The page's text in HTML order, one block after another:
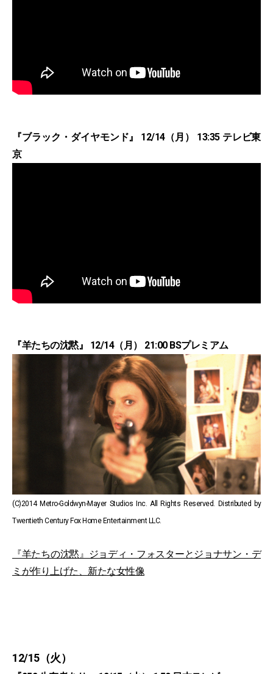
『ブラック・ダイヤモンド』 12/14（月） 13:35 テレビ東
京
『羊たちの沈黙』 12/14（月） 21:00 BSプレミアム
(C)2014 Metro-Goldwyn-Mayer Studios Inc. All Rights Reserved. Distributed by
Twentieth Century Fox Home Entertainment LLC.
『羊たちの沈黙』ジョディ・フォスターとジョナサン・デ
ミが作り上げた、新たな女性像
12/15（火）